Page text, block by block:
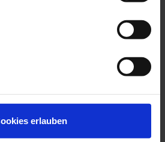
erlauben
15:00 - 17:00 Uhr
Uhr
15:00 - 17:00 Uhr
nur nach Vereinbarung